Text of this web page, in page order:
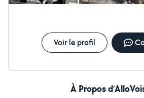
Voir le profil
À Propos